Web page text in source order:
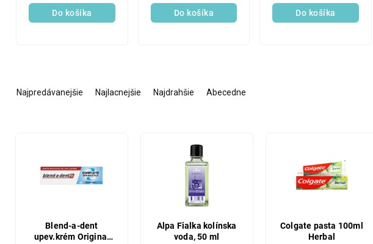
Do košíka Do košíka Do košíka
Najpredávanejšie Najlacnejšie Najdrahšie Abecedne
Blend-a-dent
upev.krém Original
Alpa Fialka kolínska
voda, 50 ml
Colgate pasta 100ml
Herbal